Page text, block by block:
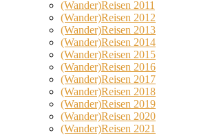
(Wander)Reisen 2011
(Wander)Reisen 2012
(Wander)Reisen 2013
(Wander)Reisen 2014
(Wander)Reisen 2015
(Wander)Reisen 2016
(Wander)Reisen 2017
(Wander)Reisen 2018
(Wander)Reisen 2019
(Wander)Reisen 2020
(Wander)Reisen 2021